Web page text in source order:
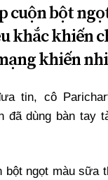
cuộn bột
khắc khiến
khiến
tin, cô
đã dùng bàn tay
bột ngọt màu sữa